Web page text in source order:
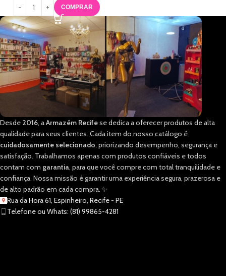
COMPRAR
Desde 2016, aArmazém Recifese dedica a oferecer produtos de alta
qualidade para seus clientes. Cada item do nosso catálogo é
cuidadosamente selecionado, priorizando desempenho, segurança e
satisfação. Trabalhamos apenas com produtos confiáveis e todos
contam com garantia, para que você compre com total tranquilidade e
confiança. Nossa missão é garantir uma experiência segura, prazerosa e
de alto padrão em cada compra. ✨
Rua da Hora 61, Espinheiro, Recife - PE
Telefone ou Whats: (81) 99865-4281